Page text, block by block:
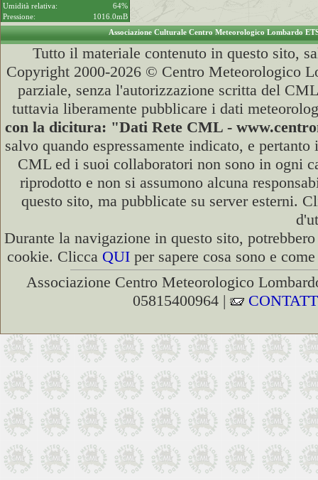
Umidità relativa:
64%
Pressione:
1016.0mB
Associazione Culturale Centro Meteorologico Lombardo
Tutto il materiale contenuto in questo sito,
Copyright 2000-2026 © Centro Meteorologico
parziale, senza l'autorizzazione scritta del
tuttavia liberamente pubblicare i dati
con la dicitura: "Dati Rete CML -
salvo quando espressamente indicato, e
CML ed i suoi collaboratori non sono in ogni
riprodotto e non si assumono alcuna
questo sito, ma pubblicate su server esterni.
Durante la navigazione in questo sito,
cookie. Clicca QUI per sapere cosa sono e
Associazione Centro Meteorologico
05815400964 |